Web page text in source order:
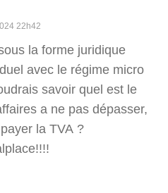
22h42
la forme juridique
avec le régime micro
savoir quel est le
a ne pas dépasser,
la TVA ?